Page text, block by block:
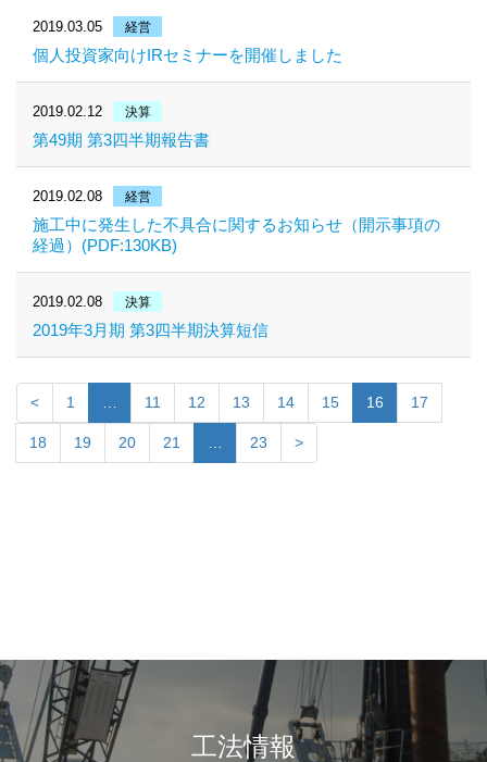
2019.03.05 経営
個人投資家向けIRセミナーを開催しました
2019.02.12 決算
第49期 第3四半期報告書
2019.02.08 経営
施工中に発生した不具合に関するお知らせ（開示事項の
経過）(PDF:130KB)
2019.02.08 決算
2019年3月期 第3四半期決算短信
< 1 11 12 13 14 15 16 17
18 19 20 21 23 >
工法情報